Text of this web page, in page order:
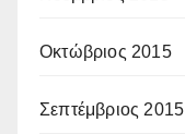
Οκτώβριος 2015
Σεπτέμβριος 2015